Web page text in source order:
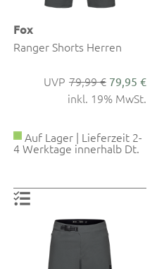
Fox
Ranger Shorts Herren
79,99 € 79,95 €
inkl. 19% MwSt.
Auf Lager | Lieferzeit 2-
4 Werktage innerhalb Dt.